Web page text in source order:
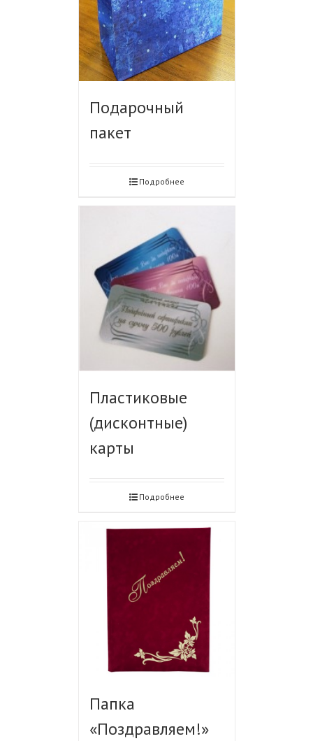
Подарочный
пакет
Подробнее
Пластиковые
(дисконтные)
карты
Подробнее
Папка
«Поздравляем!»